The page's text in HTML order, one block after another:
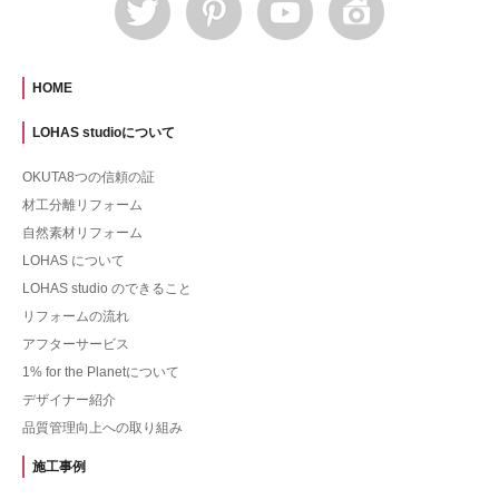
HOME
LOHAS studioについて
OKUTA8つの信頼の証
材工分離リフォーム
自然素材リフォーム
LOHAS について
LOHAS studio のできること
リフォームの流れ
アフターサービス
1% for the Planetについて
デザイナー紹介
品質管理向上への取り組み
施工事例